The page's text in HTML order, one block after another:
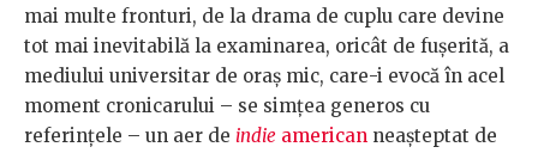
mai multe fronturi, de la drama de cuplu care devine
tot mai inevitabilă la examinarea, oricât de fușerită, a
mediului universitar de oraș mic, care-i evocă în acel
moment cronicarului – se simțea generos cu
referințele – un aer de indie american neașteptat de